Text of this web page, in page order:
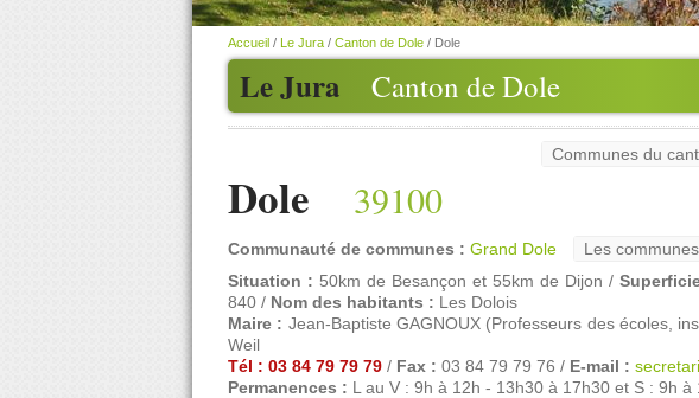
Le Jura Canton de Dole
Accueil / Le Jura / Canton de Dole / Dole
Dole 39100
Communauté de communes : Grand Dole
Situation : 50km de Besançon et 55km de Dijon /
840 / Nom des habitants : Les Dolois
Maire : Jean-Baptiste GAGNOUX (Professeurs des écoles,
Weil
Tél : 03 84 79 79 79 / Fax : 03 84 79 79 76 / E-mail :
Permanences : L au V : 9h à 12h - 13h30 à 17h30 et S : 9h à